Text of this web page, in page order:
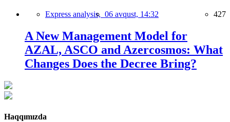
Express analysis, 06 avqust, 14:32 427
A New Management Model for
AZAL, ASCO and Azercosmos: What
Changes Does the Decree Bring?
Haqqımızda